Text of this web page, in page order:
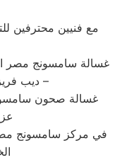
– ديب
في مركز سامسونج